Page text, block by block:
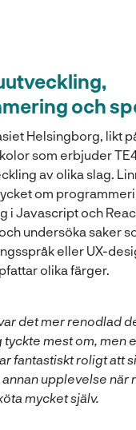
och
Helsingborg, likt
som erbjuder
av olika slag.
om
i Javascript och
undersöka saker
eller UX-
olika färger.
det mer renodlad
mest om, men
fantastiskt roligt att
annan upplevelse när
mycket själv.